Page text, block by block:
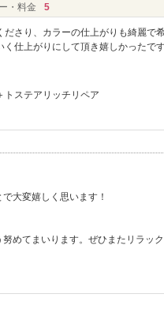
・料金 5
さり、カラーの仕上がりも綺麗で
仕上がりにして頂き嬉しかったで
ステアリッチリペア
大変嬉しく思います！
めてまいります。ぜひまたリラッ